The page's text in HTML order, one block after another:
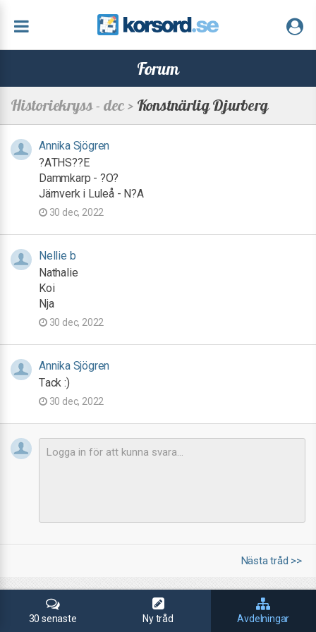
Forum
Historiekryss - dec >Konstnärlig Djurberg
Annika Sjögren
?ATHS??E
Dammkarp - ?O?
Järnverk i Luleå - N?A
30 dec, 2022
Nellie b
Nathalie
Koi
Nja
30 dec, 2022
Annika Sjögren
Tack :)
30 dec, 2022
Nästa tråd >>
30 senaste Ny tråd Avdelningar